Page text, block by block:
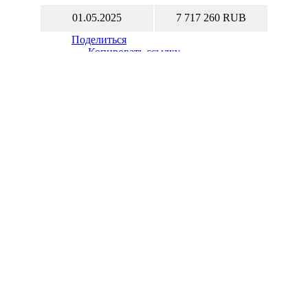
01.05.2025
7 717 260 RUB
Поделиться
Копировать ссылку